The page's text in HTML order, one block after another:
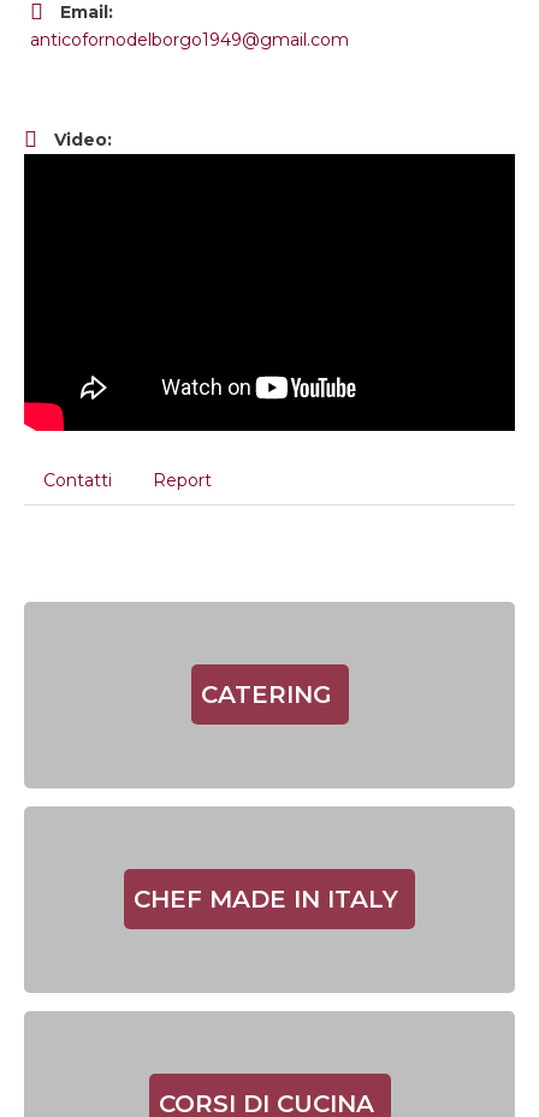
Email:
anticofornodelborgo1949@gmail.com
Video:
Contatti Report
CATERING
CHEF MADE IN ITALY
CORSI DI CUCINA